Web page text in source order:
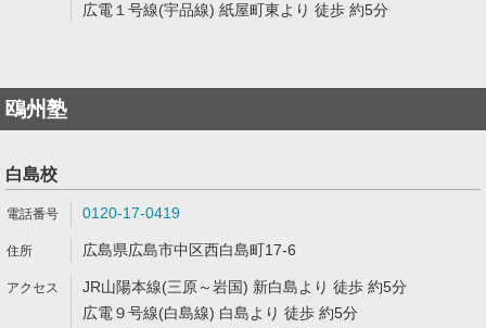
広電１号線(宇品線) 紙屋町東より 徒歩 約5分
鴎州塾
白島校
0120-17-0419
広島県広島市中区西白島町17-6
JR山陽本線(三原～岩国) 新白島より 徒歩 約5分
広電９号線(白島線) 白島より 徒歩 約5分